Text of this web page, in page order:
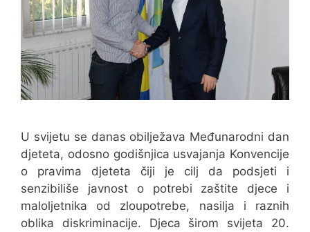
U svijetu se danas obilježava Međunarodni dan
djeteta, odosno godišnjica usvajanja Konvencije
o pravima djeteta čiji je cilj da podsjeti i
senzibiliše javnost o potrebi zaštite djece i
maloljetnika od zloupotrebe, nasilja i raznih
oblika diskriminacije. Djeca širom svijeta 20.